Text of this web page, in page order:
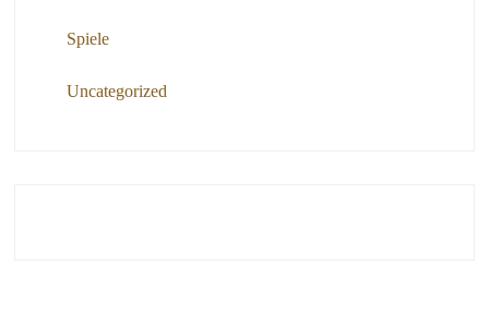
Spiele
Uncategorized